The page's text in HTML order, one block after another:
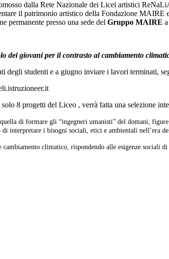
dalla Rete Nazionale dei Licei artistici
il patrimonio artistico della Fondazione MAIRE
permanente presso una sede del Gruppo MAIRE
dei giovani per il contrasto al cambiamento
degli studenti e a giugno inviare i lavori terminati,
solo 8 progetti del Liceo , verrà fatta una selezione
di formare gli “ingegneri umanisti” del domani,
interpretare i bisogni sociali, etici e ambientali nell’era
climatico, rispondendo alle esigenze sociali